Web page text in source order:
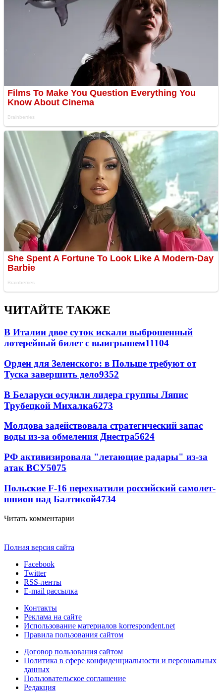
ЧИТАЙТЕ ТАКЖЕ
В Италии двое суток искали выброшенный
лотерейный билет с выигрышем11104
Орден для Зеленского: в Польше требуют от
Туска завершить дело9352
В Беларуси осудили лидера группы Ляпис
Трубецкой Михалка6273
Молдова задействовала стратегический запас
воды из-за обмеления Днестра5624
РФ активизировала "летающие радары" из-за
атак ВСУ5075
Польские F-16 перехватили российский самолет-
шпион над Балтикой4734
Читать комментарии
Полная версия сайта
Facebook
Twitter
RSS-ленты
E-mail рассылка
Контакты
Реклама на сайте
Использование материалов korrespondent.net
Правила пользования сайтом
Договор пользования сайтом
Политика в сфере конфиденциальности и персональных
данных
Пользовательское соглашение
Редакция